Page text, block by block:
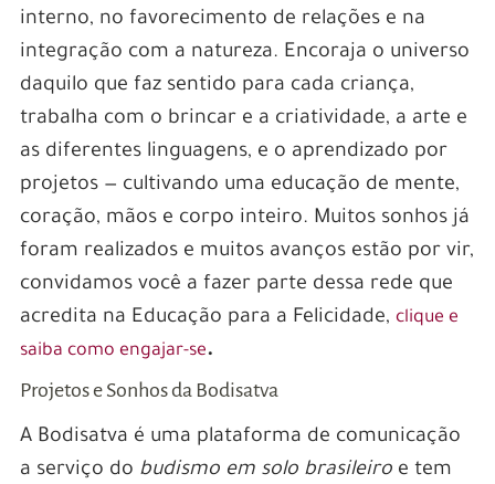
interno, no favorecimento de relações e na
integração com a natureza. Encoraja o universo
daquilo que faz sentido para cada criança,
trabalha com o brincar e a criatividade, a arte e
as diferentes linguagens, e o aprendizado por
projetos — cultivando uma educação de mente,
coração, mãos e corpo inteiro. Muitos sonhos já
foram realizados e muitos avanços estão por vir,
convidamos você a fazer parte dessa rede que
acredita na Educação para a Felicidade, clique e
saiba como engajar-se.
Projetos e Sonhos da Bodisatva
A Bodisatva é uma plataforma de comunicação
a serviço do budismo em solo brasileiroe tem